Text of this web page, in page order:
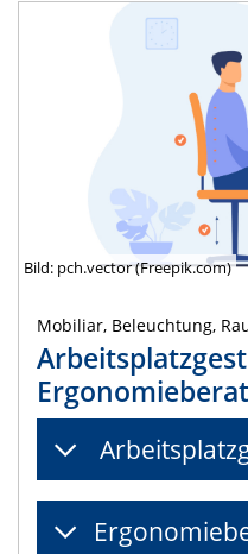
Bild: pch.vector (Freepik.com)
Mobiliar, Beleuchtung,